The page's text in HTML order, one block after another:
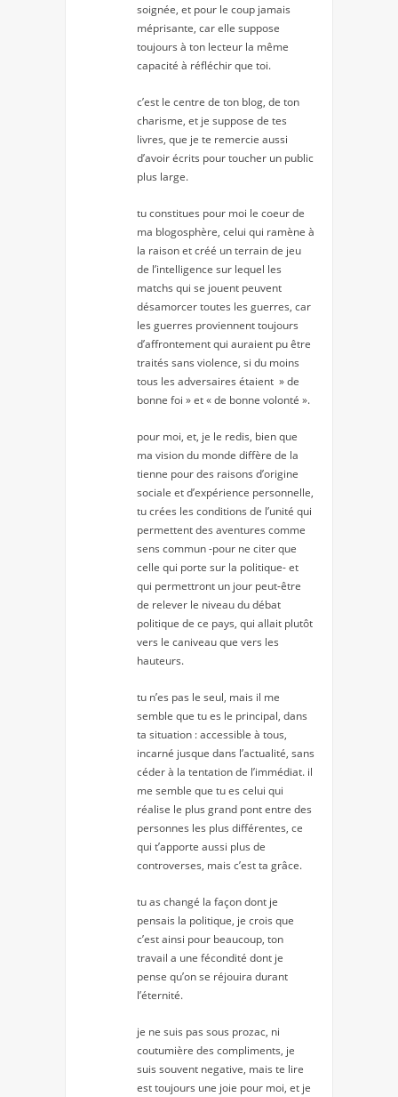
soignée, et pour le coup jamais
méprisante, car elle suppose
toujours à ton lecteur la même
capacité à réfléchir que toi.
c’est le centre de ton blog, de ton
charisme, et je suppose de tes
livres, que je te remercie aussi
d’avoir écrits pour toucher un public
plus large.
tu constitues pour moi le coeur de
ma blogosphère, celui qui ramène à
la raison et créé un terrain de jeu
de l’intelligence sur lequel les
matchs qui se jouent peuvent
désamorcer toutes les guerres, car
les guerres proviennent toujours
d’affrontement qui auraient pu être
traités sans violence, si du moins
tous les adversaires étaient » de
bonne foi » et « de bonne volonté ».
pour moi, et, je le redis, bien que
ma vision du monde diffère de la
tienne pour des raisons d’origine
sociale et d’expérience personnelle,
tu crées les conditions de l’unité qui
permettent des aventures comme
sens commun -pour ne citer que
celle qui porte sur la politique- et
qui permettront un jour peut-être
de relever le niveau du débat
politique de ce pays, qui allait plutôt
vers le caniveau que vers les
hauteurs.
tu n’es pas le seul, mais il me
semble que tu es le principal, dans
ta situation : accessible à tous,
incarné jusque dans l’actualité, sans
céder à la tentation de l’immédiat. il
me semble que tu es celui qui
réalise le plus grand pont entre des
personnes les plus différentes, ce
qui t’apporte aussi plus de
controverses, mais c’est ta grâce.
tu as changé la façon dont je
pensais la politique, je crois que
c’est ainsi pour beaucoup, ton
travail a une fécondité dont je
pense qu’on se réjouira durant
l’éternité.
je ne suis pas sous prozac, ni
coutumière des compliments, je
suis souvent negative, mais te lire
est toujours une joie pour moi, et je